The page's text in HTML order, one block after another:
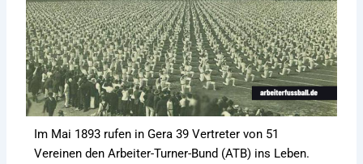
Im Mai 1893 rufen in Gera 39 Vertreter von 51
Vereinen den Arbeiter-Turner-Bund (ATB) ins Leben.